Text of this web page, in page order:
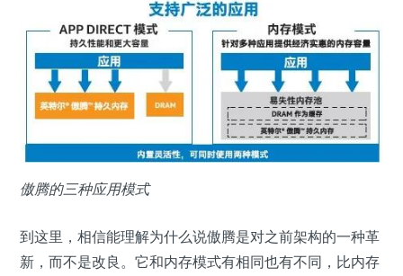
傲腾的三种应用模式
到这里，相信能理解为什么说傲腾是对之前架构的一种革
新，而不是改良。它和内存模式有相同也有不同，比内存